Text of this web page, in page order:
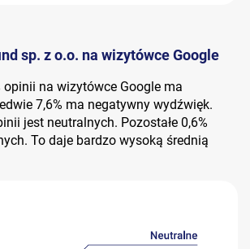
sp. z o.o. na wizytówce Google
opinii na wizytówce Google ma
7,6% ma negatywny wydźwięk.
jest neutralnych. Pozostałe 0,6%
To daje bardzo wysoką średnią